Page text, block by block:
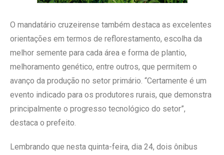
O mandatário cruzeirense também destaca as excelentes
orientações em termos de reflorestamento, escolha da
melhor semente para cada área e forma de plantio,
melhoramento genético, entre outros, que permitem o
avanço da produção no setor primário. “Certamente é um
evento indicado para os produtores rurais, que demonstra
principalmente o progresso tecnológico do setor”,
destaca o prefeito.
Lembrando que nesta quinta-feira, dia 24, dois ônibus